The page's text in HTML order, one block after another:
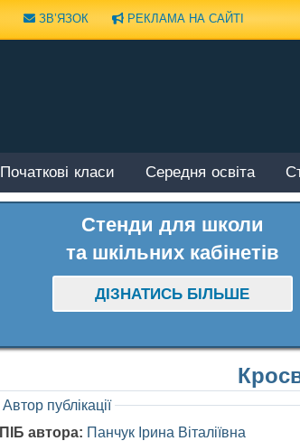
ЗВ’ЯЗОК РЕКЛАМА НА САЙТІ
Початкові класи Середня освіта
Стенди для школи
та шкільних кабінетів
ДІЗНАТИСЬ БІЛЬШЕ
Автор публікації
ПІБ автора: Панчук Ірина Віталіївна